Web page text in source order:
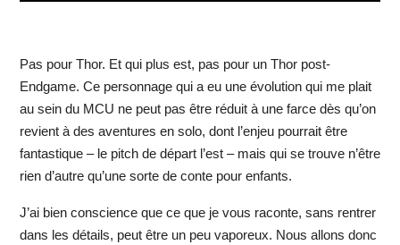
Pas pour Thor. Et qui plus est, pas pour un Thor post-
Endgame. Ce personnage qui a eu une évolution qui me plait
au sein du MCU ne peut pas être réduit à une farce dès qu’on
revient à des aventures en solo, dont l’enjeu pourrait être
fantastique – le pitch de départ l’est – mais qui se trouve n’être
rien d’autre qu’une sorte de conte pour enfants.
J’ai bien conscience que ce que je vous raconte, sans rentrer
dans les détails, peut être un peu vaporeux. Nous allons donc